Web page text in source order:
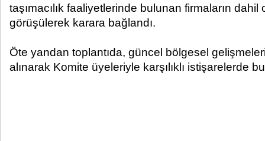
taşımacılık faaliyetlerinde bulunan firmaların
görüşülerek karara bağlandı.
Öte yandan toplantıda, güncel bölgesel
alınarak Komite üyeleriyle karşılıklı istişarelerde